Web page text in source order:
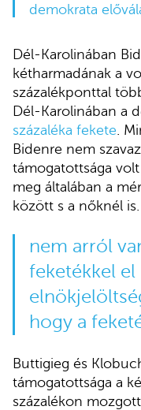
demokrata
Dél-Karolinában
kétharmadának a
százalékponttal
Dél-Karolinában a
százaléka fekete .
Bidenre nem
támogatottsága
meg általában a
között s a nőknél is.
nem arról
feketékkel
hogy a
Buttigieg és
támogatottsága a
százalékon